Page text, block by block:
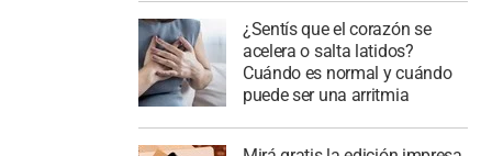
¿Sentís que el corazón se
acelera o salta latidos?
Cuándo es normal y cuándo
puede ser una arritmia